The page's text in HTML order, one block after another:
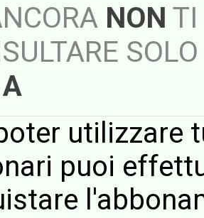
NON TI
A
utilizzare
puoi